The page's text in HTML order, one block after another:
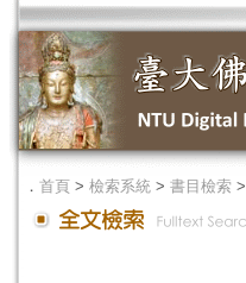
． 首頁 > 檢索系統 > 書目檢索 >